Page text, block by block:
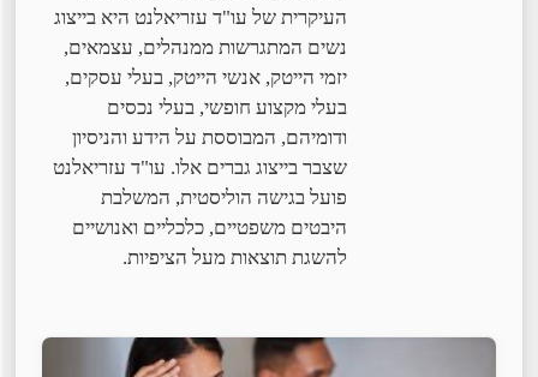
העיקרית של עו"ד עזריאלנט היא בייצוג
נשים המתגרשות ממנהלים, עצמאים,
יזמי הייטק, אנשי הייטק, בעלי עסקים,
בעלי מקצוע חופשי, בעלי נכסים
ודומיהם, המבוססת על הידע והניסיון
שצבר בייצוג גברים אלו. עו"ד עזריאלנט
פועל בגישה הוליסטית, המשלבת
היבטים משפטיים, כלכליים ואנושיים
להשגת תוצאות מעל הציפיות.